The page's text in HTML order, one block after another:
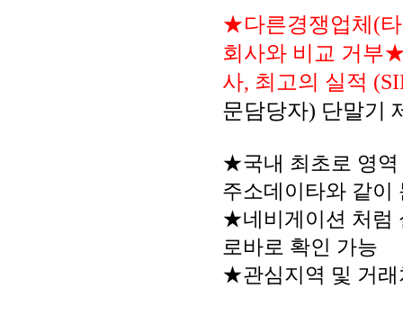
★다른경쟁업체(
회사와 비교 거부
사, 최고의 실적
문담당자) 단말기
★국내 최초로 영역
주소데이타와 같이
★네비게이션 처럼
로바로 확인 가능
★관심지역 및 거래